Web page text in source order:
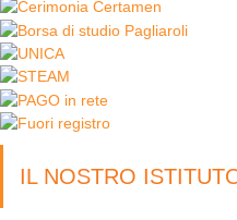
IL NOSTRO